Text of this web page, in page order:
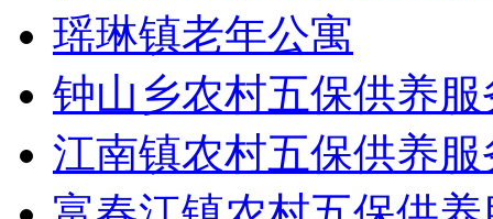
瑶琳镇老年公寓
钟山乡农村五保供养
江南镇农村五保供养